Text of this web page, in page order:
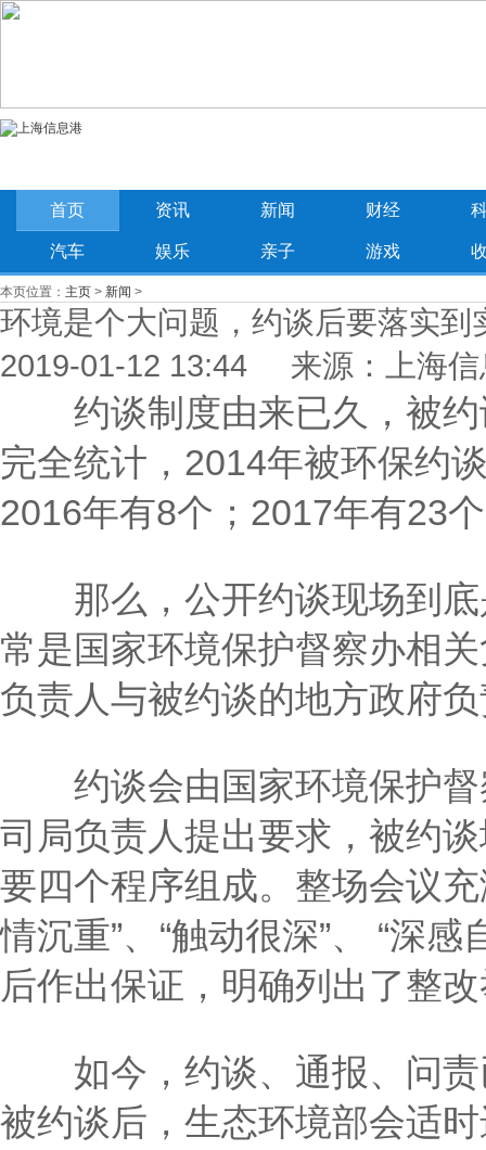
首页 资讯 新闻 财经
汽车 娱乐 亲子 游戏
本页位置： 主页 > 新闻 >
环境是个大问题，约谈后要落实到
2019-01-12 13:44 来源：上海信
约谈制度由来已久，被约
完全统计，2014年被环保约
2016年有8个；2017年有23
那么，公开约谈现场到底
常是国家环境保护督察办相
负责人与被约谈的地方政府
约谈会由国家环境保护督
司局负责人提出要求，被约
要四个程序组成。整场会议
情沉重”、“触动很深”、 “深
后作出保证，明确列出了整
如今，约谈、通报、问责
被约谈后，生态环境部会适